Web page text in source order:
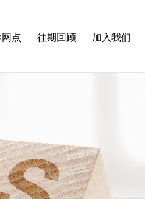
点 往期回顾 加入我们